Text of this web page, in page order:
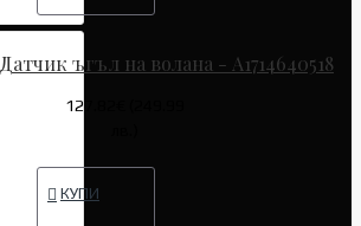
Датчик ъгъл на волана - A1714640518
127.82€ (249.99
КУПИ